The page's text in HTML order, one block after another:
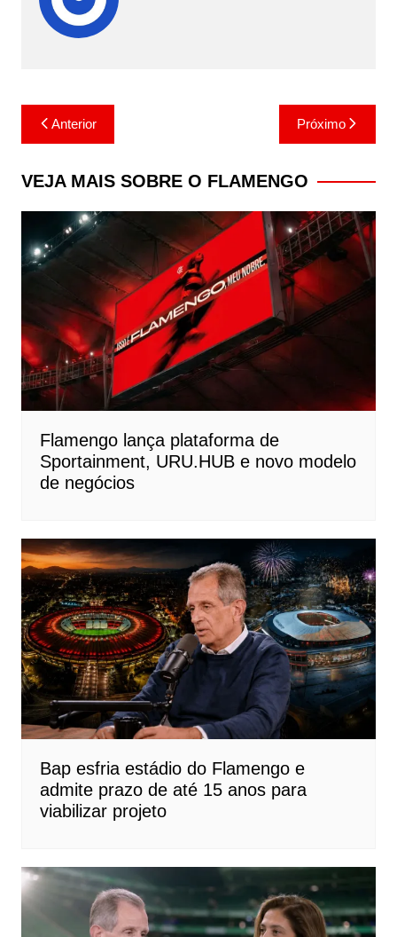
Navegação
de
Post
Anterior Próximo
VEJA MAIS SOBRE O FLAMENGO
Flamengo lança plataforma de
Sportainment, URU.HUB e novo modelo
de negócios
Bap esfria estádio do Flamengo e
admite prazo de até 15 anos para
viabilizar projeto